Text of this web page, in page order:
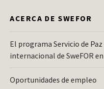
ACERCA DE SWEFOR
El programa Servicio de
internacional de SweFOR
Oportunidades de empleo